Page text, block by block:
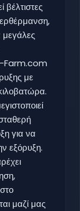
βέλτιστες
μεγάλες
Farm.com
με
για να
εξόρυξη.
μαζί μας